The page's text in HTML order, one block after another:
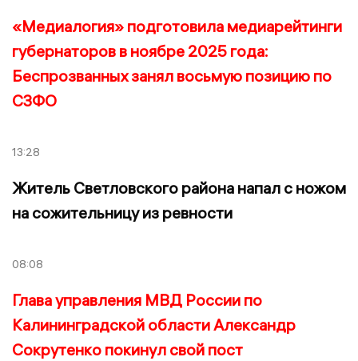
«Медиалогия» подготовила медиарейтинги
губернаторов в ноябре 2025 года:
Беспрозванных занял восьмую позицию по
СЗФО
13:28
Житель Светловского района напал с ножом
на сожительницу из ревности
08:08
Глава управления МВД России по
Калининградской области Александр
Сокрутенко покинул свой пост